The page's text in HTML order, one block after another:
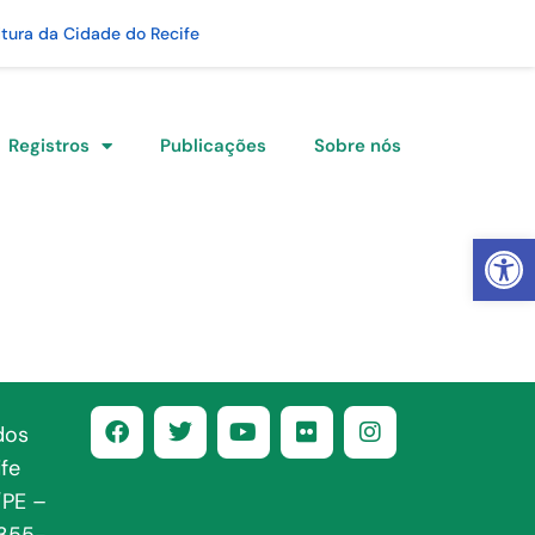
Abrir
da Cidade do Recife
Registros Publicações Sobre nós
–